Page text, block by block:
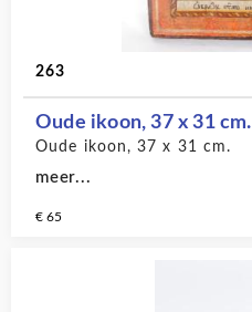
263
Oude ikoon, 37 x 31 cm.
Oude ikoon, 37 x 31 cm.
meer...
€ 65